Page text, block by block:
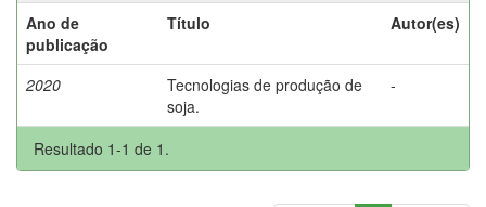
Ano de
publicação
Título Autor(es)
2020
Tecnologias de produção de
soja.
-
Resultado 1-1 de 1.